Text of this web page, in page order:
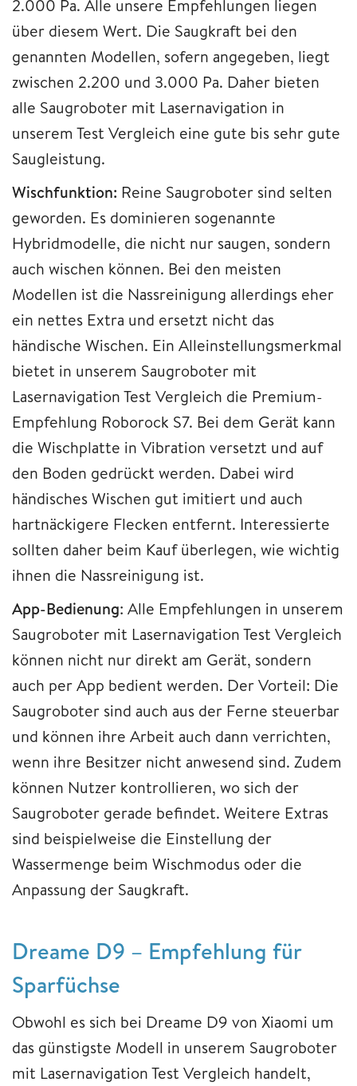
2.000 Pa. Alle unsere Empfehlungen liegen
über diesem Wert. Die Saugkraft bei den
genannten Modellen, sofern angegeben, liegt
zwischen 2.200 und 3.000 Pa. Daher bieten
alle Saugroboter mit Lasernavigation in
unserem Test Vergleich eine gute bis sehr gute
Saugleistung.
Wischfunktion: Reine Saugroboter sind selten
geworden. Es dominieren sogenannte
Hybridmodelle, die nicht nur saugen, sondern
auch wischen können. Bei den meisten
Modellen ist die Nassreinigung allerdings eher
ein nettes Extra und ersetzt nicht das
händische Wischen. Ein Alleinstellungsmerkmal
bietet in unserem Saugroboter mit
Lasernavigation Test Vergleich die Premium-
Empfehlung Roborock S7. Bei dem Gerät kann
die Wischplatte in Vibration versetzt und auf
den Boden gedrückt werden. Dabei wird
händisches Wischen gut imitiert und auch
hartnäckigere Flecken entfernt. Interessierte
sollten daher beim Kauf überlegen, wie wichtig
ihnen die Nassreinigung ist.
App-Bedienung: Alle Empfehlungen in unserem
Saugroboter mit Lasernavigation Test Vergleich
können nicht nur direkt am Gerät, sondern
auch per App bedient werden. Der Vorteil: Die
Saugroboter sind auch aus der Ferne steuerbar
und können ihre Arbeit auch dann verrichten,
wenn ihre Besitzer nicht anwesend sind. Zudem
können Nutzer kontrollieren, wo sich der
Saugroboter gerade befindet. Weitere Extras
sind beispielweise die Einstellung der
Wassermenge beim Wischmodus oder die
Anpassung der Saugkraft.
Dreame D9 – Empfehlung für
Sparfüchse
Obwohl es sich bei Dreame D9 von Xiaomi um
das günstigste Modell in unserem Saugroboter
mit Lasernavigation Test Vergleich handelt,